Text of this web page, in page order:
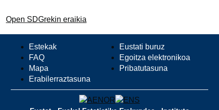
Open SDGrekin eraikia
Estekak
FAQ
Mapa
Erabilerraztasuna
Eustati buruz
Egoitza elektronikoa
Pribatutasuna